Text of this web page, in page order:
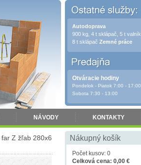
NÁVODY KONTAKTY
Autodoprava
900 kg, 4 t sklápač, 5 t valník,
8 t sklápač Zemné práce
Otváracie hodiny
Pondelok - Piatok 7:00 - 17:00
Sobota 7:30 - 13:00
far Z žľab 280x6
Nákupný košík
Počet kusov: 0
Celková cena: 0,00 €